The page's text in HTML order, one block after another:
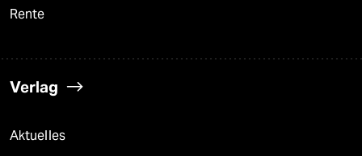
Rente
Verlag
Aktuelles